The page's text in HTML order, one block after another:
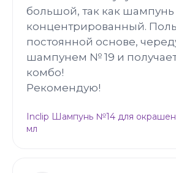
большой, так как шампунь
концентрированный.
постоянной основе,
шампунем № 19 и
комбо!
Рекомендую!
Inclip Шампунь №14 для
мл